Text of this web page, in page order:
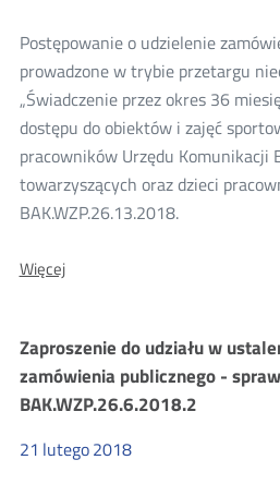
Postępowanie o udzielenie
prowadzone w trybie przetargu
„Świadczenie przez okres 36
dostępu do obiektów i zajęć
pracowników Urzędu Komunikacji
towarzyszących oraz dzieci
BAK.WZP.26.13.2018.
WięcejO:
–
numer
sprawy:
BAK.WZP.26.13.2018.
Zaproszenie do udziału w
zamówienia publicznego -
BAK.WZP.26.6.2018.2
21 lutego2018